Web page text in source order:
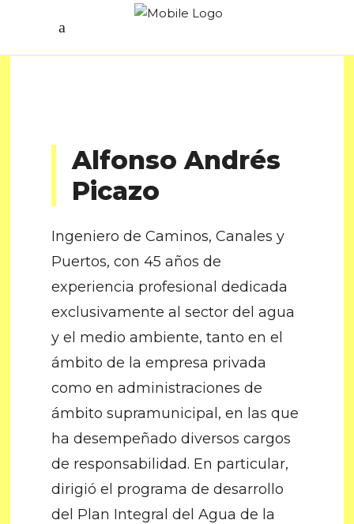
Alfonso Andrés
Picazo
Ingeniero de Caminos, Canales y
Puertos, con 45 años de
experiencia profesional dedicada
exclusivamente al sector del agua
y el medio ambiente, tanto en el
ámbito de la empresa privada
como en administraciones de
ámbito supramunicipal, en las que
ha desempeñado diversos cargos
de responsabilidad. En particular,
dirigió el programa de desarrollo
del Plan Integral del Agua de la